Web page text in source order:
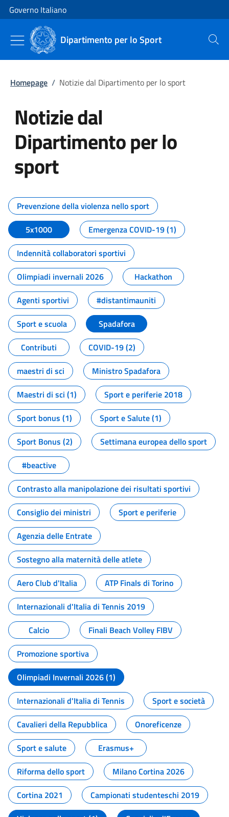
Vai al contenuto
Vai alla navigazione del sito
Governo Italiano
Dipartimento per lo Sport Cerca
Homepage / Notizie dal Dipartimento per lo sport
Notizie dal
Dipartimento per lo
sport
Tutti i contenuti della pagina
Prevenzione della violenza nello sport
5x1000
Emergenza COVID-19 (1)
Indennità collaboratori sportivi
Olimpiadi invernali 2026
Hackathon
Agenti sportivi
#distantimauniti
Sport e scuola
Spadafora
Contributi
COVID-19 (2)
maestri di sci
Ministro Spadafora
Maestri di sci (1)
Sport e periferie 2018
Sport bonus (1)
Sport e Salute (1)
Sport Bonus (2)
Settimana europea dello sport
#beactive
Contrasto alla manipolazione dei risultati sportivi
Consiglio dei ministri
Sport e periferie
Agenzia delle Entrate
Sostegno alla maternità delle atlete
Aero Club d'Italia
ATP Finals di Torino
Internazionali d'Italia di Tennis 2019
Calcio
Finali Beach Volley FIBV
Promozione sportiva
Olimpiadi Invernali 2026 (1)
Internazionali d'Italia di Tennis
Sport e società
Cavalieri della Repubblica
Onoreficenze
Sport e salute
Erasmus+
Riforma dello sport
Milano Cortina 2026
Cortina 2021
Campionati studenteschi 2019